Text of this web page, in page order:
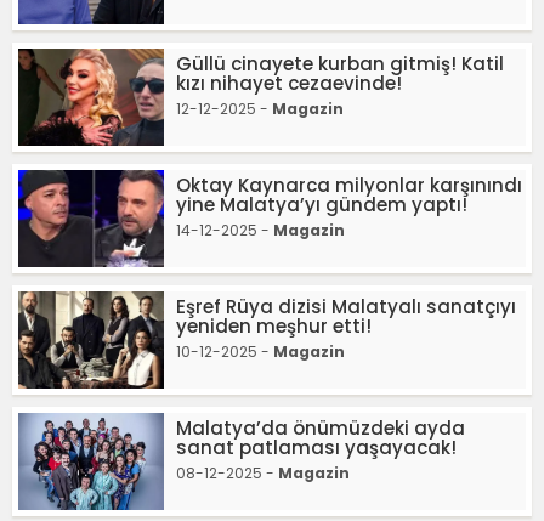
Güllü cinayete kurban gitmiş! Katil
kızı nihayet cezaevinde!
12-12-2025 - Magazin
Oktay Kaynarca milyonlar karşınındı
yine Malatya’yı gündem yaptı!
14-12-2025 - Magazin
Eşref Rüya dizisi Malatyalı sanatçıyı
yeniden meşhur etti!
10-12-2025 - Magazin
Malatya’da önümüzdeki ayda
sanat patlaması yaşayacak!
08-12-2025 - Magazin